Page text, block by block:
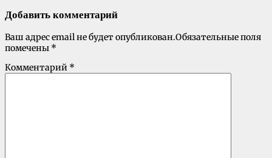
Добавить комментарий
Ваш адрес email не будет опубликован.Обязательные поля
помечены *
Комментарий *